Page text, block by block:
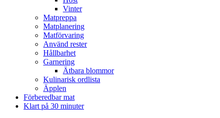
Vinter
Matpreppa
Matplanering
Matförvaring
Använd rester
Hållbarhet
Garnering
Ätbara blommor
Kulinarisk ordlista
Äpplen
Förberedbar mat
Klart på 30 minuter